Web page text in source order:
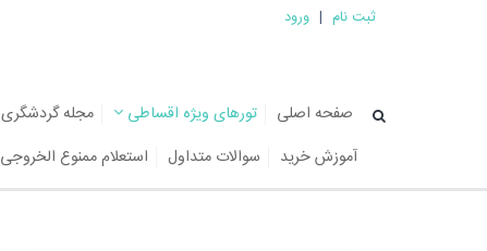
ثبت نام | ورود
صفحه اصلی تورهای ویژه اقساطی مجله گردشگری
آموزش خرید
سوالات متداول استعلام ممنوع الخروجی